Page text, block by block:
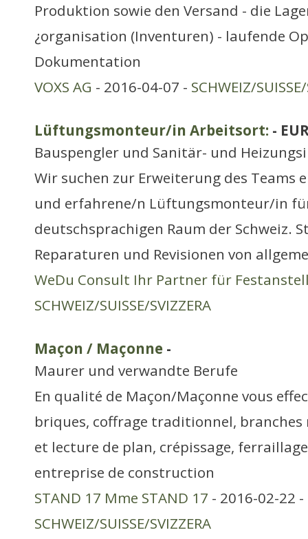
Produktion sowie den Versand - die
¿organisation (Inventuren) - laufende
Dokumentation
VOXS AG - 2016-04-07 - SCHWEIZ/
Lüftungsmonteur/in Arbeitsort: -
Bauspengler und Sanitär- und
Wir suchen zur Erweiterung des Teams
und erfahrene/n Lüftungsmonteur/in
deutschsprachigen Raum der Schweiz.
Reparaturen und Revisionen von
WeDu Consult Ihr Partner für
SCHWEIZ/SUISSE/SVIZZERA
Maçon / Maçonne -
Maurer und verwandte Berufe
En qualité de Maçon/Maçonne vous
briques, coffrage traditionnel,
et lecture de plan, crépissage,
entreprise de construction
STAND 17 Mme STAND 17 - 2016-02-22 -
SCHWEIZ/SUISSE/SVIZZERA